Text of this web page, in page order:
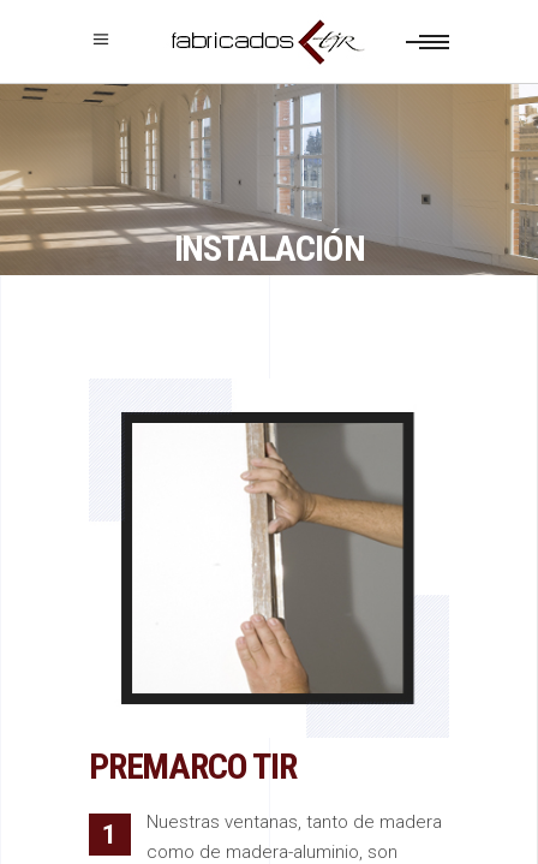
INSTALACIÓN
PREMARCO TIR
1
Nuestras ventanas, tanto de madera
como de madera-aluminio, son